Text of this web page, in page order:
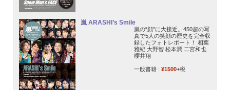
嵐 ARASHI’s Smile
嵐の“顔”に大接近。450超の写
真で5人の笑顔の歴史を完全収
録したフォトレポート！ 相葉
雅紀 大野智 松本潤 二宮和也
櫻井翔
一般書籍 : ¥1500+税